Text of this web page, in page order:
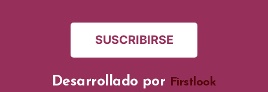
SUSCRIBIRSE
Desarrollado por Firstlook